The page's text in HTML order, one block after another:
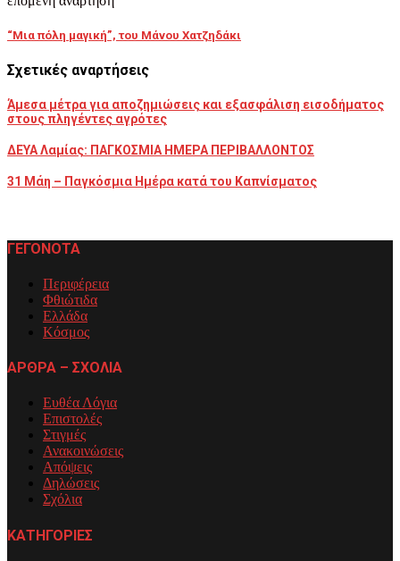
“Μια πόλη μαγική”, του Μάνου Χατζηδάκι
Σχετικές αναρτήσεις
Άμεσα μέτρα για αποζημιώσεις και εξασφάλιση εισοδήματος
στους πληγέντες αγρότες
ΔΕΥΑ Λαμίας: ΠΑΓΚΟΣΜΙΑ ΗΜΕΡΑ ΠΕΡΙΒΑΛΛΟΝΤΟΣ
31 Μάη – Παγκόσμια Ημέρα κατά του Καπνίσματος
ΓΕΓΟΝΟΤΑ
Περιφέρεια
Φθιώτιδα
Ελλάδα
Κόσμος
ΑΡΘΡΑ – ΣΧΟΛΙΑ
Ευθέα Λόγια
Επιστολές
Στιγμές
Ανακοινώσεις
Απόψεις
Δηλώσεις
Σχόλια
ΚΑΤΗΓΟΡΙΕΣ